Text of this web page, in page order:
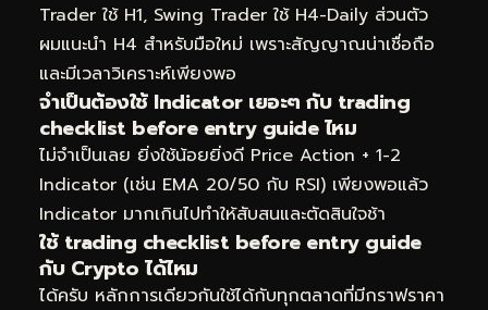
Trader ใช้ H1, Swing Trader ใช้ H4-Daily ส่วนตัว
ผมแนะนำ H4 สำหรับมือใหม่ เพราะสัญญาณน่าเชื่อถือ
และมีเวลาวิเคราะห์เพียงพอ
จำเป็นต้องใช้ Indicator เยอะๆ กับ trading
checklist before entry guide ไหม
ไม่จำเป็นเลย ยิ่งใช้น้อยยิ่งดี Price Action + 1-2
Indicator (เช่น EMA 20/50 กับ RSI) เพียงพอแล้ว
Indicator มากเกินไปทำให้สับสนและตัดสินใจช้า
ใช้ trading checklist before entry guide
กับ Crypto ได้ไหม
ได้ครับ หลักการเดียวกันใช้ได้กับทุกตลาดที่มีกราฟราคา